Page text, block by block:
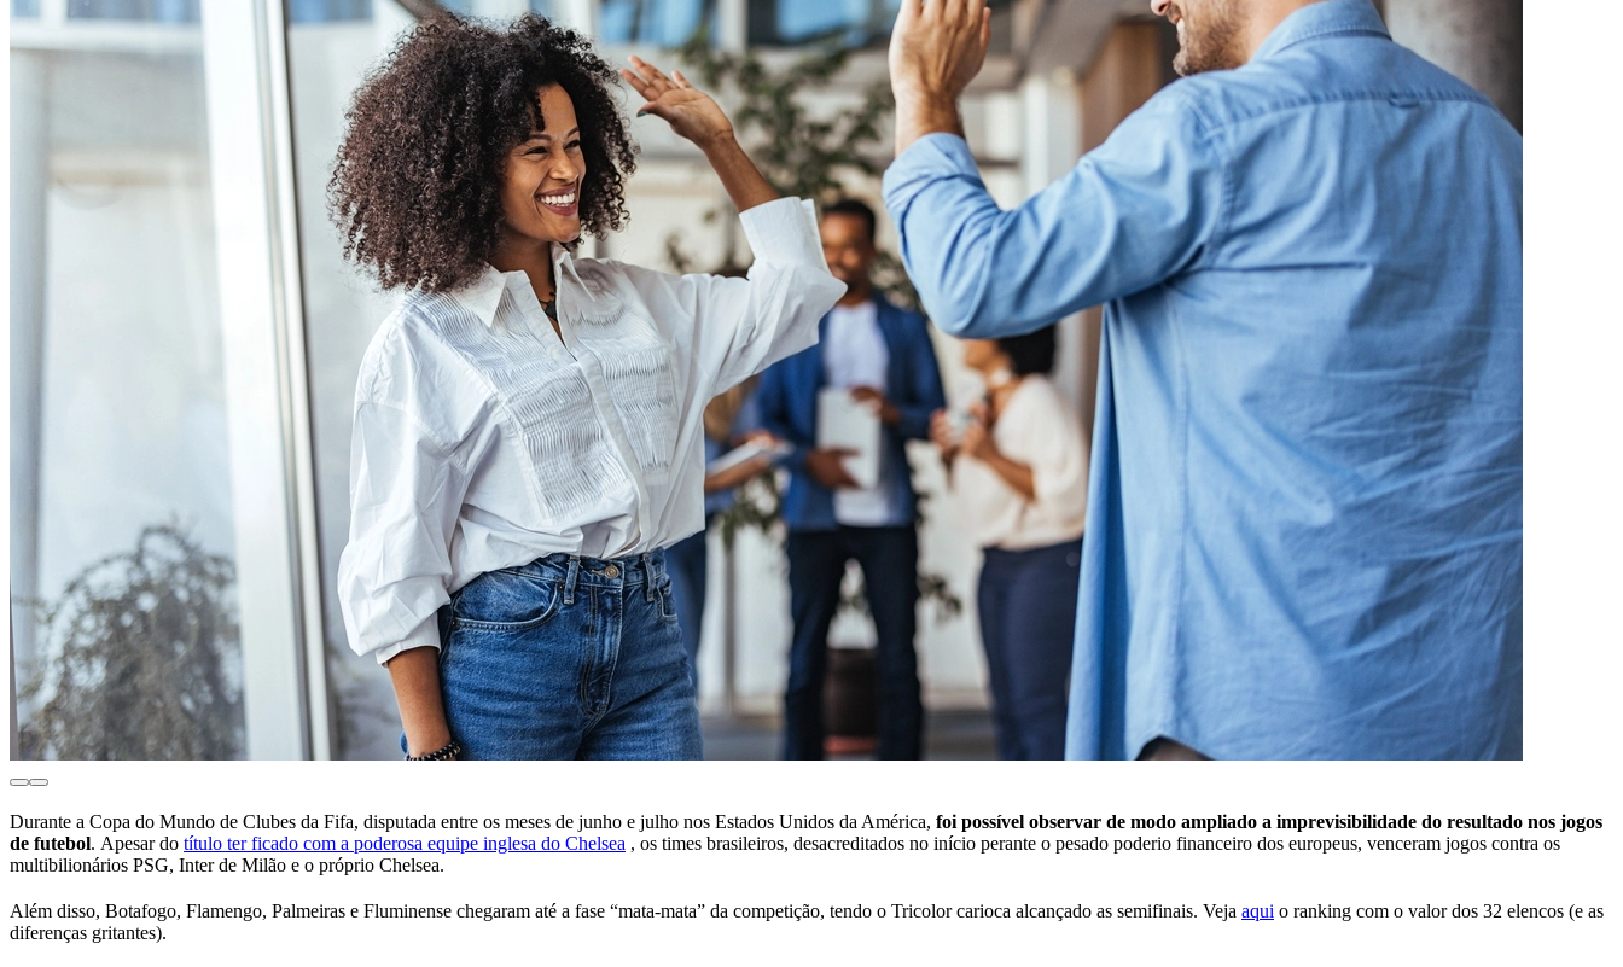
Durante a Copa do Mundo de Clubes da Fifa, disputada entre os meses de junho e julho nos Estados Unidos da América, foi possível observar de modo ampliado a imprevisibilidade do resultado nos jogos
de futebol. Apesar do título ter ficado com a poderosa equipe inglesa do Chelsea , os times brasileiros, desacreditados no início perante o pesado poderio financeiro dos europeus, venceram jogos contra os
multibilionários PSG, Inter de Milão e o próprio Chelsea.
Além disso, Botafogo, Flamengo, Palmeiras e Fluminense chegaram até a fase “mata-mata” da competição, tendo o Tricolor carioca alcançado as semifinais. Veja aqui o ranking com o valor dos 32 elencos (e as
diferenças gritantes).